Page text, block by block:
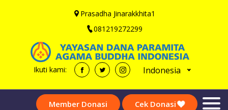
Prasadha Jinarakkhita1
081219272299
Ikuti kami: Indonesia
Member Donasi Cek Donasi